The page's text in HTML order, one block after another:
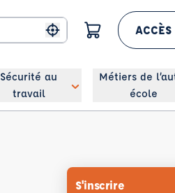
Me géolocaliser
ACCÈS
Sécurité au
travail
Métiers de
école
S'inscrire